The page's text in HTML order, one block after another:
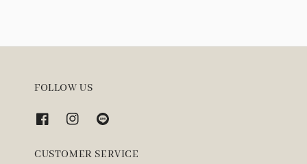
FOLLOW US
CUSTOMER SERVICE